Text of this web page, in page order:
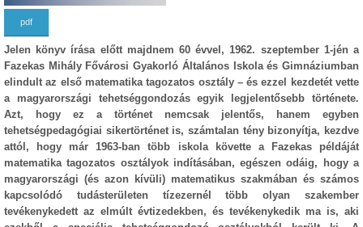
pdf
Jelen könyv írása előtt majdnem 60 évvel, 1962. szeptember 1-jén a
Fazekas Mihály Fővárosi Gyakorló Általános Iskola és Gimnáziumban
elindult az első matematika tagozatos osztály – és ezzel kezdetét vette
a magyarországi tehetséggondozás egyik legjelentősebb története.
Azt, hogy ez a történet nemcsak jelentős, hanem egyben
tehetségpedagógiai sikertörténet is, számtalan tény bizonyítja, kezdve
attól, hogy már 1963-ban több iskola követte a Fazekas példáját
matematika tagozatos osztályok indításában, egészen odáig, hogy a
magyarországi (és azon kívüli) matematikus szakmában és számos
kapcsolódó tudásterületen tízezernél több olyan szakember
tevékenykedett az elmúlt évtizedekben, és tevékenykedik ma is, aki